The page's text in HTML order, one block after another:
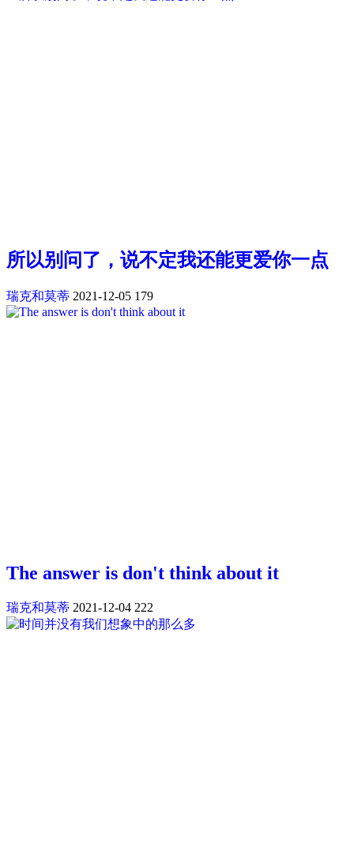
所以别问了，说不定我还能更爱你一点
瑞克和莫蒂 2021-12-05 179
The answer is don't think about it
瑞克和莫蒂 2021-12-04 222